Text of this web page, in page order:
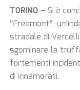
TORINO – Si è
“Freemont”,
stradale di
sgominare la
fortementi
di innamorati.